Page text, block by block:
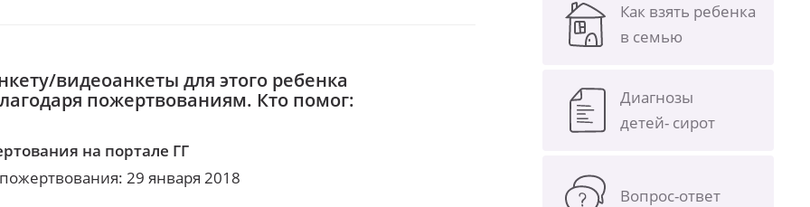
видеоанкеты для этого ребенка
пожертвованиям. Кто помог:
на портале ГГ
29 января 2018
Как взять ребенка
в семью
Диагнозы
детей- сирот
Вопрос-ответ